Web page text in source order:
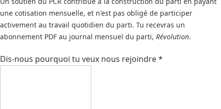
une cotisation mensuelle, et n'est pas obligé de participer
activement au travail quotidien du parti. Tu recevras un
abonnement PDF au journal mensuel du parti, Révolution.
Dis-nous pourquoi tu veux nous rejoindre*